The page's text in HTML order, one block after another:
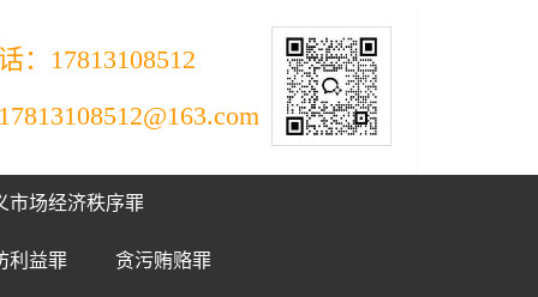
：17813108512
市场经济秩序罪
利益罪 贪污贿赂罪